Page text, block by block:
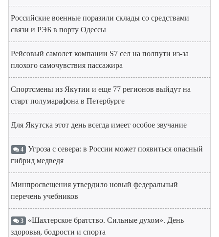
Российские военные поразили склады со средствами
связи и РЭБ в порту Одессы
Рейсовый самолет компании S7 сел на полпути из-за
плохого самочувствия пассажира
Спортсмены из Якутии и еще 77 регионов выйдут на
старт полумарафона в Петербурге
Для Якутска этот день всегда имеет особое звучание
4 Угроза с севера: в России может появиться опасный
гибрид медведя
Минпросвещения утвердило новый федеральный
перечень учебников
3 «Шахтерское братство. Сильные духом». День
здоровья, бодрости и спорта